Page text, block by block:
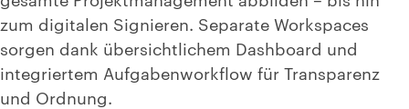
zum digitalen Signieren. Separate Workspaces
sorgen dank übersichtlichem Dashboard und
integriertem Aufgabenworkflow für Transparenz
und Ordnung.